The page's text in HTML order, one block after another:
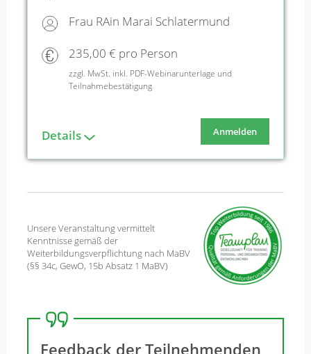
Frau RAin Marai Schlatermund
235,00 € pro Person
zzgl. MwSt. inkl. PDF-Webinarunterlage und
Teilnahmebestätigung
Details Anmelden
Unsere Veranstaltung vermittelt
Kenntnisse gemäß der
Weiterbildungsverpflichtung nach MaBV
(§§ 34c, GewO, 15b Absatz 1 MaBV)
Feedback der Teilnehmenden